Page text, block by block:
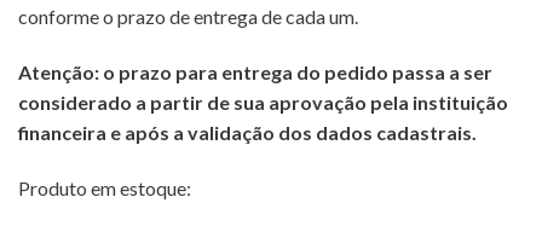
conforme o prazo de entrega de cada um.
Atenção: o prazo para entrega do pedido passa a ser
considerado a partir de sua aprovação pela instituição
financeira e após a validação dos dados cadastrais.
Produto em estoque: